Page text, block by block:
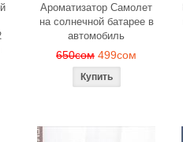
Ароматизатор Самолет
на солнечной батарее в
автомобиль
650сом 499сом